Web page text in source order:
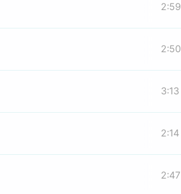
2:59
2:50
3:13
2:14
2:47